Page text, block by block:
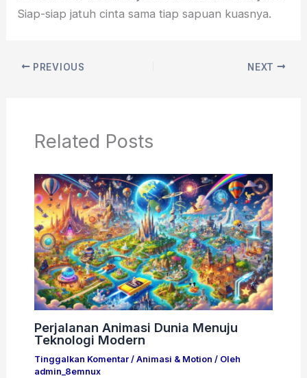
Siap-siap jatuh cinta sama tiap sapuan kuasnya.
PREVIOUS NEXT
Related Posts
Perjalanan Animasi Dunia Menuju
Teknologi Modern
Tinggalkan Komentar / Animasi & Motion / Oleh
admin_8emnux